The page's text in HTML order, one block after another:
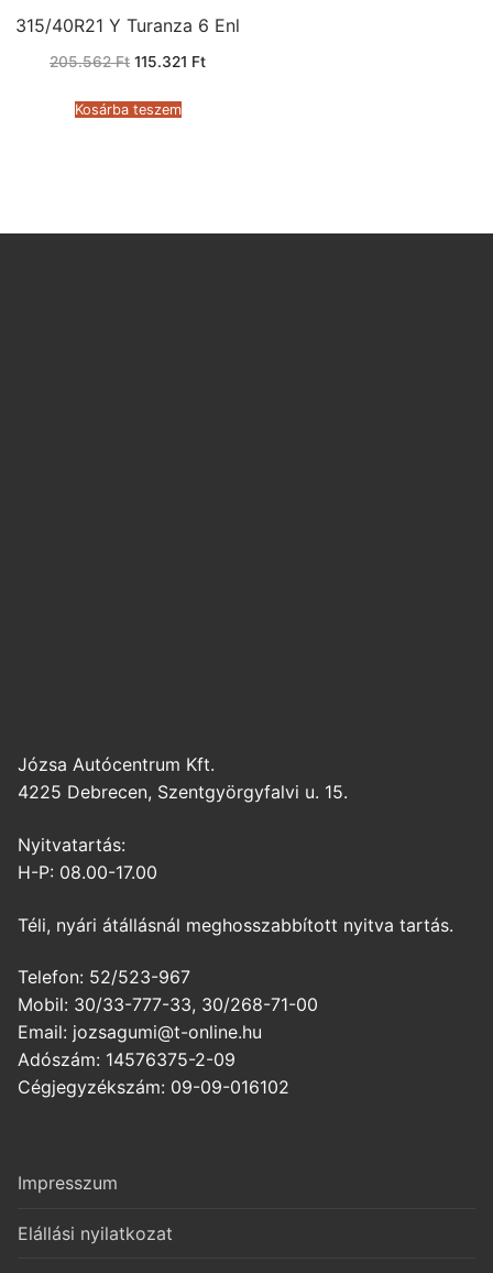
315/40R21 Y Turanza 6 Enl
205.562Ft Original
205.562 Ft.
115.321 FtCurrent
Kosárba teszem
Józsa Autócentrum Kft.
4225 Debrecen, Szentgyörgyfalvi u. 15.
Nyitvatartás:
H-P: 08.00-17.00
Téli, nyári átállásnál meghosszabbított nyitva tartás.
Telefon: 52/523-967
Mobil: 30/33-777-33, 30/268-71-00
Email: jozsagumi@t-online.hu
Adószám: 14576375-2-09
Cégjegyzékszám: 09-09-016102
Impresszum
Elállási nyilatkozat